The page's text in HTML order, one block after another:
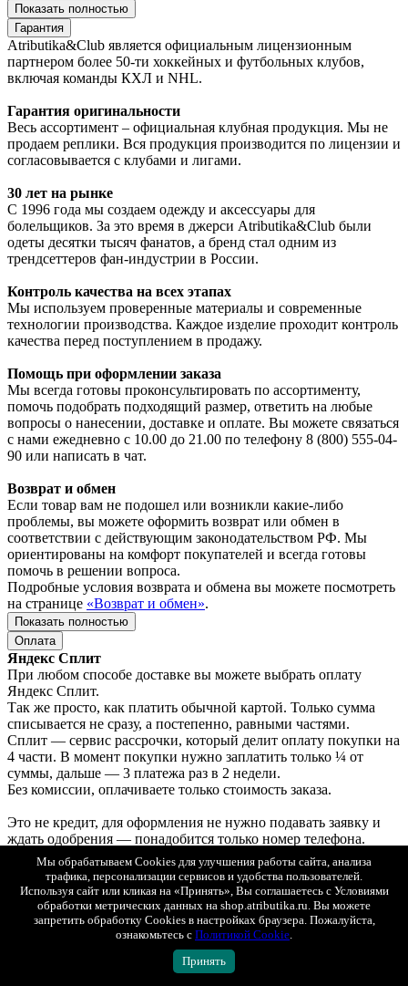
Показать полностью
Гарантия
Atributika&Club является официальным лицензионным
партнером более 50-ти хоккейных и футбольных клубов,
включая команды КХЛ и NHL.
Гарантия оригинальности
Весь ассортимент – официальная клубная продукция. Мы не
продаем реплики. Вся продукция производится по лицензии и
согласовывается с клубами и лигами.
30 лет на рынке
С 1996 года мы создаем одежду и аксессуары для
болельщиков. За это время в джерси Atributika&Club были
одеты десятки тысяч фанатов, а бренд стал одним из
трендсеттеров фан-индустрии в России.
Контроль качества на всех этапах
Мы используем проверенные материалы и современные
технологии производства. Каждое изделие проходит контроль
качества перед поступлением в продажу.
Помощь при оформлении заказа
Мы всегда готовы проконсультировать по ассортименту,
помочь подобрать подходящий размер, ответить на любые
вопросы о нанесении, доставке и оплате. Вы можете связаться
с нами ежедневно с 10.00 до 21.00 по телефону 8 (800) 555-04-
90 или написать в чат.
Возврат и обмен
Если товар вам не подошел или возникли какие-либо
проблемы, вы можете оформить возврат или обмен в
соответствии с действующим законодательством РФ. Мы
ориентированы на комфорт покупателей и всегда готовы
помочь в решении вопроса.
Подробные условия возврата и обмена вы можете посмотреть
на странице «Возврат и обмен».
Показать полностью
Оплата
Яндекс Сплит
При любом способе доставке вы можете выбрать оплату
Яндекс Сплит.
Так же просто, как платить обычной картой. Только сумма
списывается не сразу, а постепенно, равными частями.
Сплит — сервис рассрочки, который делит оплату покупки на
4 части. В момент покупки нужно заплатить только ¼ от
суммы, дальше — 3 платежа раз в 2 недели.
Без комиссии, оплачиваете только стоимость заказа.
Это не кредит, для оформления не нужно подавать заявку и
ждать одобрения — понадобится только номер телефона.
Доставка по Москве
Оплата: онлайн, картой или наличными при получении.
Доставка в регионы (по всей России)
1. СДЭК (ПВЗ или курьером) с возможностью примерки.
Оплата: онлайн, картой или наличными при получении.
2. Почта России (первый класс).
Мы обрабатываем Cookies для улучшения работы сайта, анализа
трафика, персонализации сервисов и удобства пользователей.
Используя сайт или кликая на «Принять», Вы соглашаетесь с Условиями
обработки метрических данных на shop.atributika.ru. Вы можете
запретить обработку Cookies в настройках браузера. Пожалуйста,
ознакомьтесь с Политикой Cookie.
Принять